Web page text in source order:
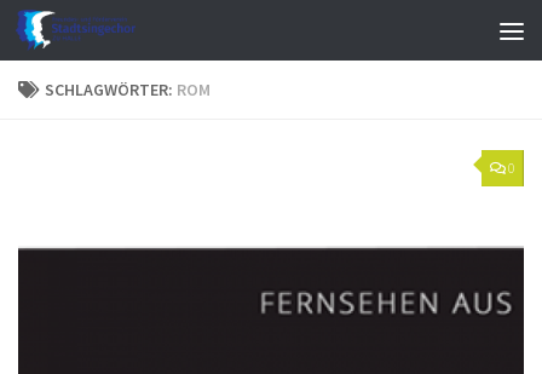
Zum Inhalt springen
SCHLAGWÖRTER: ROM
0